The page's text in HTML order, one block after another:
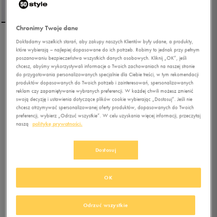
UMBRO T-SHIRT SS PRO
TRAINING MARL POLY
4.7(3)
109,99 -64% (cena początkowa)
47,99zł-17%(najniższa cena od momentu wprowadzenia produktu)
39,99zł z Vat
+ 200 PKT WKLUBIE 50 STYLE
Chronimy Twoje dane
Dokładamy wszelkich starań, aby zakupy naszych Klientów były udane, a produkty,
które wybierają – najlepiej dopasowane do ich potrzeb. Robimy to jednak przy pełnym
poszanowaniu bezpieczeństwa wszystkich danych osobowych. Kliknij „OK”, jeśli
chcesz, abyśmy wykorzystywali informacje o Twoich zachowaniach na naszej stronie
do przygotowania personalizowanych specjalnie dla Ciebie treści, w tym rekomendacji
produktów dopasowanych do Twoich potrzeb i zainteresowań, spersonalizowanych
reklam czy zapamiętywanie wybranych preferencji. W każdej chwili możesz zmienić
swoją decyzję i ustawienia dotyczące plików cookie wybierając „Dostosuj”. Jeśli nie
chcesz otrzymywać spersonalizowanej oferty produktów, dopasowanych do Twoich
preferencji, wybierz „Odrzuć wszystkie”. W celu uzyskania więcej informacji, przeczytaj
naszą
politykę prywatności.
Dostosuj
Odrzuć wszystkie
OK